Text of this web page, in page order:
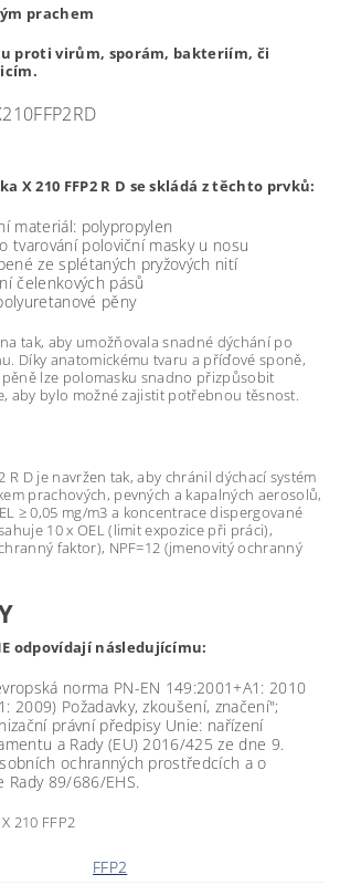
prachem
proti virům, sporám, bakteriím, či
X 210 FFP2 R D se skládá z těchto prvků:
materiál: polypropylen
tvarování poloviční masky u nosu
ze splétaných pryžových nití
čelenkových pásů
pěny
tak, aby umožňovala snadné dýchání po
Díky anatomickému tvaru a příďové sponě,
lze polomasku snadno přizpůsobit
aby bylo možné zajistit potřebnou těsnost.
R D je navržen tak, aby chránil dýchací systém
prachových, pevných a kapalných aerosolů,
≥ 0,05 mg/m3 a koncentrace dispergované
10 x OEL (limit expozice při práci),
faktor), NPF=12 (jmenovitý ochranný
odpovídají následujícímu:
norma PN-EN 149:2001+A1: 2010
2009) Požadavky, zkoušení, značení";
právní předpisy Unie: nařízení
a Rady (EU) 2016/425 ze dne 9.
ochranných prostředcích a o
Rady 89/686/EHS.
FFP2